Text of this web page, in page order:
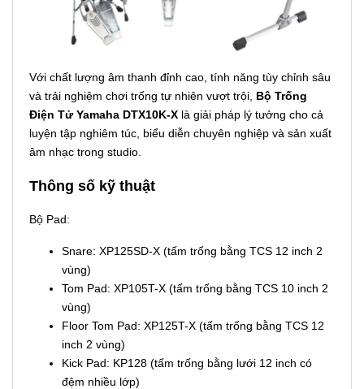
Với chất lượng âm thanh đỉnh cao, tính năng tùy chỉnh sâu
và trải nghiệm chơi trống tự nhiên vượt trội, Bộ Trống
Điện Tử Yamaha DTX10K-X là giải pháp lý tưởng cho cả
luyện tập nghiêm túc, biểu diễn chuyên nghiệp và sản xuất
âm nhạc trong studio.
Thông số kỹ thuật
Bộ Pad:
Snare: XP125SD-X (tấm trống bằng TCS 12 inch 2
vùng)
Tom Pad: XP105T-X (tấm trống bằng TCS 10 inch 2
vùng)
Floor Tom Pad: XP125T-X (tấm trống bằng TCS 12
inch 2 vùng)
Kick Pad: KP128 (tấm trống bằng lưới 12 inch có
đệm nhiều lớp)